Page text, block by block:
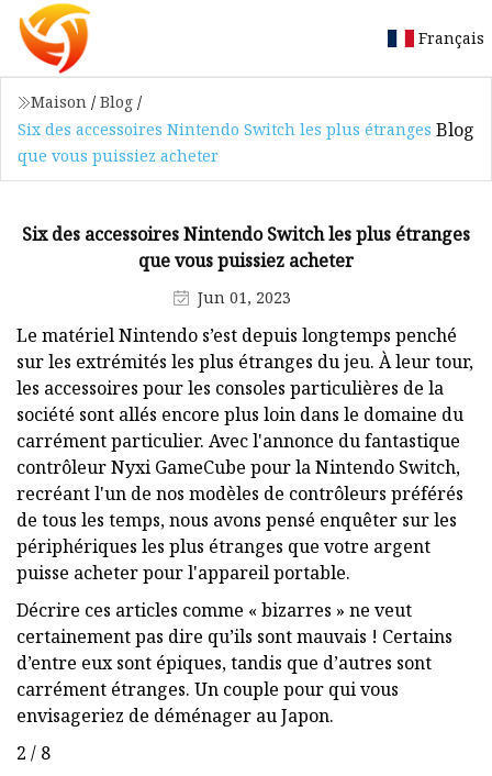
Français
Maison / Blog /
Six des accessoires Nintendo Switch les plus étranges
que vous puissiez acheter
Blog
Six des accessoires Nintendo Switch les plus étranges
que vous puissiez acheter
Jun 01, 2023
Le matériel Nintendo s’est depuis longtemps penché
sur les extrémités les plus étranges du jeu. À leur tour,
les accessoires pour les consoles particulières de la
société sont allés encore plus loin dans le domaine du
carrément particulier. Avec l'annonce du fantastique
contrôleur Nyxi GameCube pour la Nintendo Switch,
recréant l'un de nos modèles de contrôleurs préférés
de tous les temps, nous avons pensé enquêter sur les
périphériques les plus étranges que votre argent
puisse acheter pour l'appareil portable.
Décrire ces articles comme « bizarres » ne veut
certainement pas dire qu’ils sont mauvais ! Certains
d’entre eux sont épiques, tandis que d’autres sont
carrément étranges. Un couple pour qui vous
envisageriez de déménager au Japon.
2 / 8